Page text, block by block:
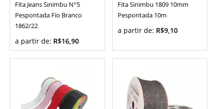
Fita Jeans Sinimbu N°5
Pespontada Fio Branco
1862/22
a partir de: R$16,90
Fita Sinimbu 1809 10mm
Pespontada 10m
a partir de: R$9,10